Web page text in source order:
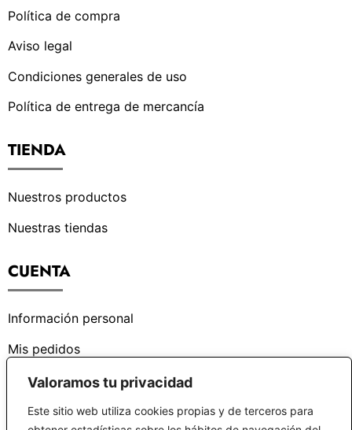
Valoramos tu privacidad
Este sitio web utiliza cookies propias y de terceros para
Política de compra
Aviso legal
Condiciones generales de uso
Política de entrega de mercancía
TIENDA
Nuestros productos
Nuestras tiendas
CUENTA
Información personal
Mis pedidos
¿PODEMOS AYUDARTE?